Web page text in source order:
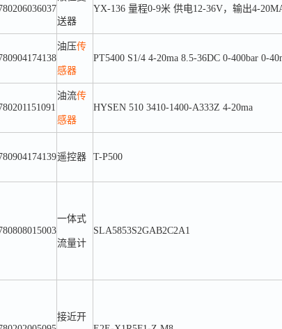
送器
YX-136 量程0-9米 供电12-36V，输出4-
油压传
感器
PT5400 S1/4 4-20ma 8.5-36DC 0-400bar 0-
油流传
感器
HYSEN 510 3410-1400-A333Z 4-20ma
遥控器 T-P500
一体式
流量计
SLA5853S2GAB2C2A1
接近开